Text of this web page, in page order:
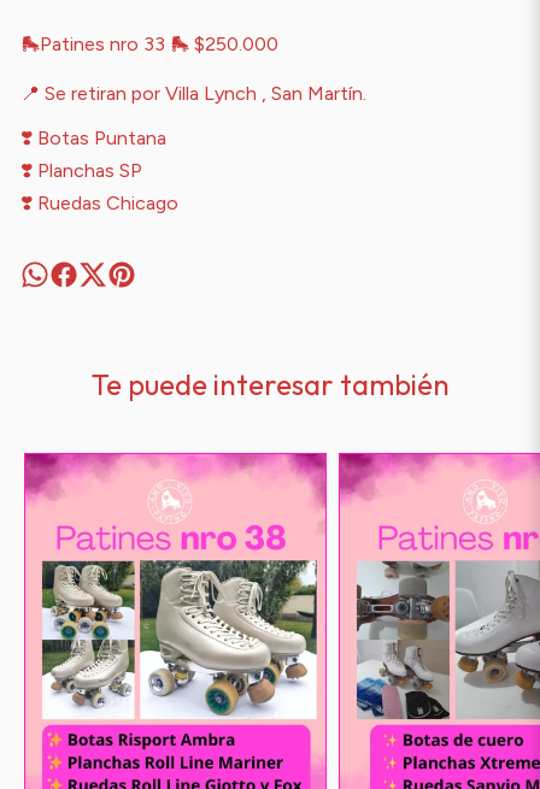
🛼Patines nro 33 🛼 $250.000
📍 Se retiran por Villa Lynch , San Martín.
❣️ Botas Puntana
❣️ Planchas SP
❣️ Ruedas Chicago
Te puede interesar también